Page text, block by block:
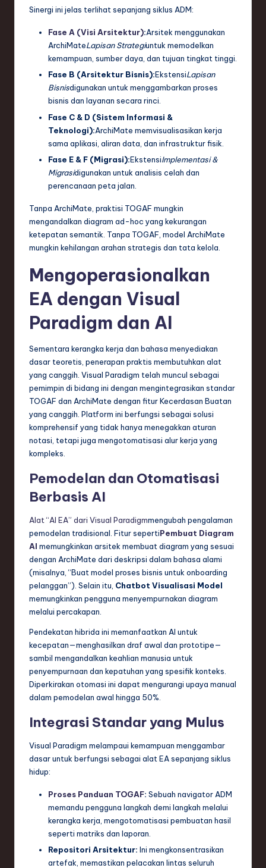
Sinergi ini jelas terlihat sepanjang siklus ADM:
Fase A (Visi Arsitektur):Arsitek menggunakan
ArchiMateLapisan Strategiuntuk memodelkan
kemampuan, sumber daya, dan tujuan tingkat tinggi.
Fase B (Arsitektur Bisnis):EkstensiLapisan
Bisnisdigunakan untuk menggambarkan proses
bisnis dan layanan secara rinci.
Fase C & D (Sistem Informasi &
Teknologi):ArchiMate memvisualisasikan kerja
sama aplikasi, aliran data, dan infrastruktur fisik.
Fase E & F (Migrasi):EkstensiImplementasi &
Migrasidigunakan untuk analisis celah dan
perencanaan peta jalan.
Tanpa ArchiMate, praktisi TOGAF mungkin
mengandalkan diagram ad-hoc yang kekurangan
ketepatan semantik. Tanpa TOGAF, model ArchiMate
mungkin kehilangan arahan strategis dan tata kelola.
Mengoperasionalkan
EA dengan Visual
Paradigm dan AI
Sementara kerangka kerja dan bahasa menyediakan
dasar teoretis, penerapan praktis membutuhkan alat
yang canggih. Visual Paradigm telah muncul sebagai
pemimpin di bidang ini dengan mengintegrasikan standar
TOGAF dan ArchiMate dengan fitur Kecerdasan Buatan
yang canggih. Platform ini berfungsi sebagai solusi
komprehensif yang tidak hanya menegakkan aturan
notasi, tetapi juga mengotomatisasi alur kerja yang
kompleks.
Pemodelan dan Otomatisasi
Berbasis AI
Alat “AI EA” dari Visual Paradigmmengubah pengalaman
pemodelan tradisional. Fitur sepertiPembuat Diagram
AI memungkinkan arsitek membuat diagram yang sesuai
dengan ArchiMate dari deskripsi dalam bahasa alami
(misalnya, “Buat model proses bisnis untuk onboarding
pelanggan”). Selain itu, Chatbot Visualisasi Model
memungkinkan pengguna menyempurnakan diagram
melalui percakapan.
Pendekatan hibrida ini memanfaatkan AI untuk
kecepatan—menghasilkan draf awal dan prototipe—
sambil mengandalkan keahlian manusia untuk
penyempurnaan dan kepatuhan yang spesifik konteks.
Diperkirakan otomasi ini dapat mengurangi upaya manual
dalam pemodelan awal hingga 50%.
Integrasi Standar yang Mulus
Visual Paradigm melampaui kemampuan menggambar
dasar untuk berfungsi sebagai alat EA sepanjang siklus
hidup:
Proses Panduan TOGAF: Sebuah navigator ADM
memandu pengguna langkah demi langkah melalui
kerangka kerja, mengotomatisasi pembuatan hasil
seperti matriks dan laporan.
Repositori Arsitektur: Ini mengkonsentrasikan
artefak, memastikan pelacakan lintas seluruh